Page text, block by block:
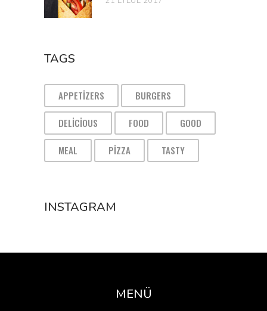
TAGS
APPETIZERS BURGERS
DELICIOUS FOOD GOOD
MEAL PIZZA TASTY
INSTAGRAM
MENÜ